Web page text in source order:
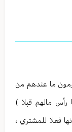
ما عندهم من
مالهم قبلا )
فعلا للمشتري ،